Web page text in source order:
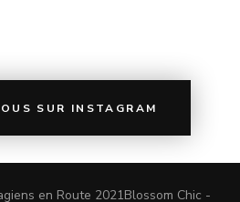
SUR INSTAGRAM
en Route 2021Blossom Chic -